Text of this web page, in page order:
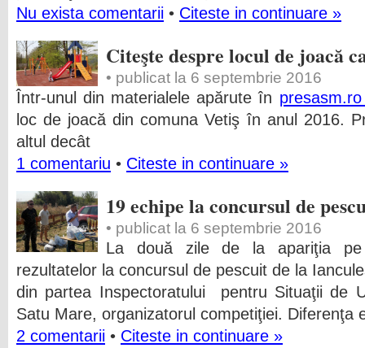
Nu exista comentarii • Citeste in continuare »
Citeşte despre locul de joacă
• publicat la 6 septembrie 2016
Într-unul din materialele apărute în
loc de joacă din comuna Vetiş în anul 2016.
altul decât
1 comentariu • Citeste in continuare »
19 echipe la concursul de
• publicat la 6 septembrie 2016
La două zile de la apariţia
rezultatelor la concursul de pescuit de la
din partea Inspectoratului pentru Situaţii de
Satu Mare, organizatorul competiţiei. Diferenţa
2 comentarii • Citeste in continuare »